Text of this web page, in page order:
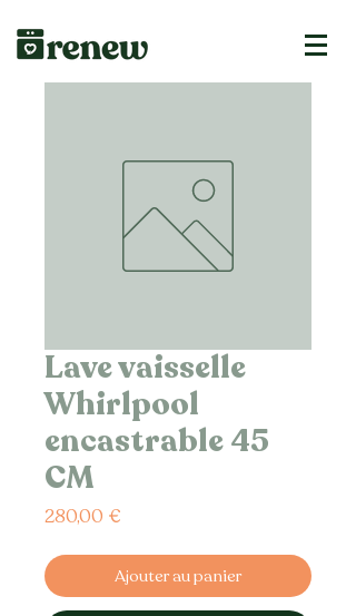
Lave vaisselle
Whirlpool
encastrable 45
CM
280,00 €
Ajouter au panier